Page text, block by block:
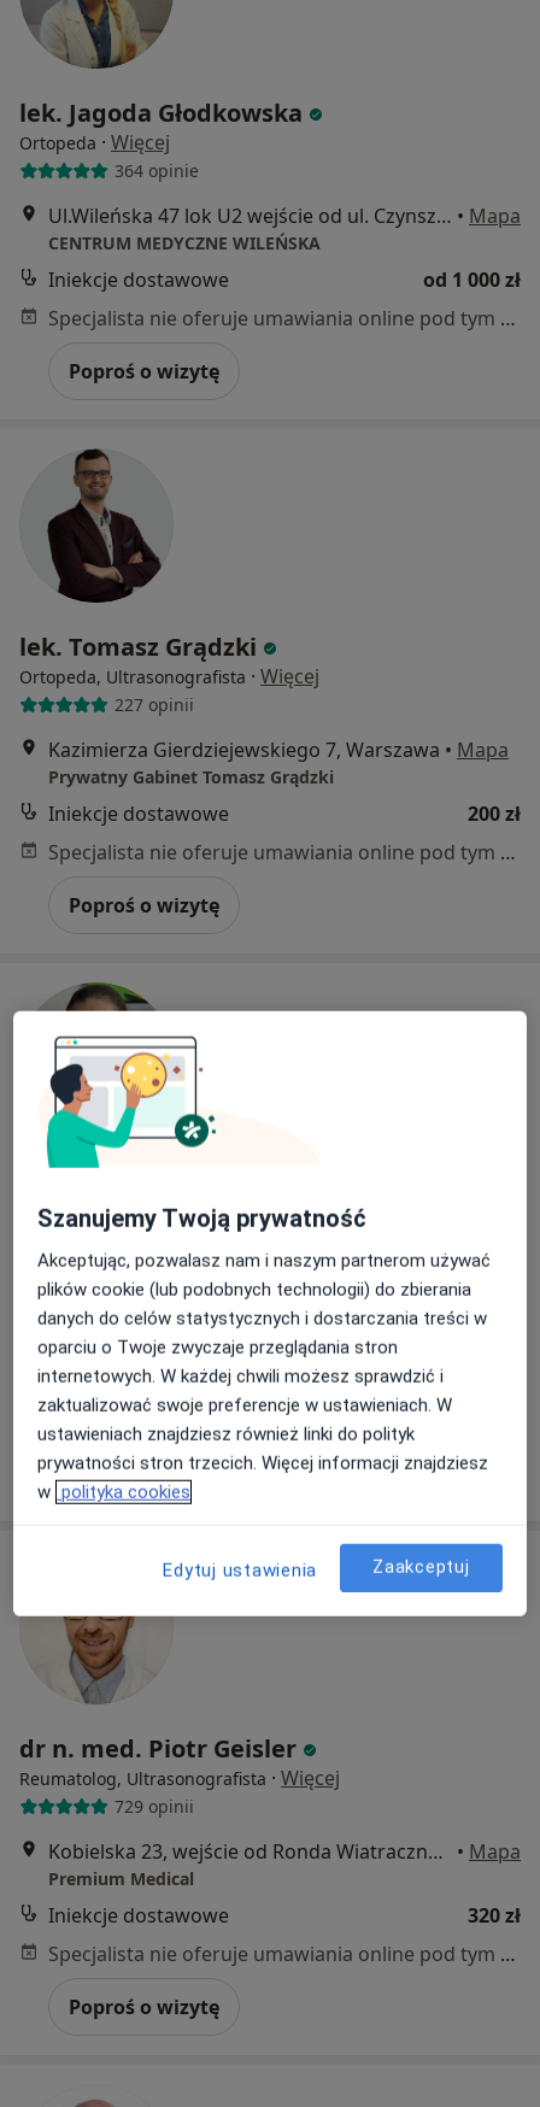
lek. Jagoda Głodkowska
Ortopeda · Więcej
364 opinie
Ul.Wileńska 47 lok U2 wejście od ul. Czynszowej, Warszawa • Mapa
CENTRUM MEDYCZNE WILEŃSKA
Iniekcje dostawowe
od 1 000 zł
Specjalista nie oferuje umawiania online pod tym adresem.
Poproś o wizytę
lek. Tomasz Grądzki
Ortopeda, Ultrasonografista · Więcej
227 opinii
Kazimierza Gierdziejewskiego 7, Warszawa • Mapa
Prywatny Gabinet Tomasz Grądzki
Iniekcje dostawowe
200 zł
Specjalista nie oferuje umawiania online pod tym adresem.
Poproś o wizytę
lek. Hanna Tsitko
1 opinia
Twarda 18, Warszawa •Mapa
Centrum Medyczne POLMED WARSZAWA TWARDA
Iniekcje dostawowe
od 500 zł
Poproś o wizytę
dr n. med. Piotr Geisler
Reumatolog, Ultrasonografista · Więcej
729 opinii
Kobielska 23, wejście od Ronda Wiatraczna, Galeria Grochów, Warszawa • Mapa
Premium Medical
Iniekcje dostawowe
320 zł
Specjalista nie oferuje umawiania online pod tym adresem.
Poproś o wizytę
Szanujemy Twoją prywatność
Akceptując, pozwalasz nam i naszym partnerom używać
plików cookie (lub podobnych technologii) do zbierania
danych do celów statystycznych i dostarczania treści w
oparciu o Twoje zwyczaje przeglądania stron
internetowych. W każdej chwili możesz sprawdzić i
zaktualizować swoje preferencje w ustawieniach. W
ustawieniach znajdziesz również linki do polityk
prywatności stron trzecich. Więcej informacji znajdziesz
w polityka cookies
Edytuj ustawienia Zaakceptuj